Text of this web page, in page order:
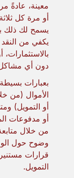
معينة، عادةً
أو مرة كل
يسمح لك ذلك
يكفي من النقد
دون أي
بعبارات
الأموال (من
أو التمويل)
أو مدفوعات
من خلال
وضوح حول
قرارات
التمويل.